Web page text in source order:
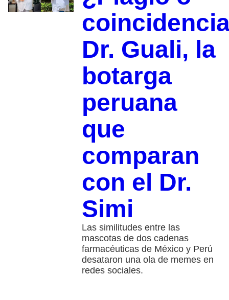
Dr. Guali, la
botarga
peruana
que
comparan
con el Dr.
Simi
Las similitudes entre las
mascotas de dos cadenas
farmacéuticas de México y Perú
desataron una ola de memes en
redes sociales.